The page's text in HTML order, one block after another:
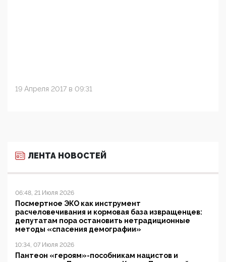
19 Апреля 2017 в 09:31
ЛЕНТА НОВОСТЕЙ
06:48, 21 Июля 2026
Посмертное ЭКО как инструмент
расчеловечивания и кормовая база извращенцев:
депутатам пора остановить нетрадиционные
методы «спасения демографии»
10:34, 07 Июля 2026
Пантеон «героям»-пособникам нацистов и